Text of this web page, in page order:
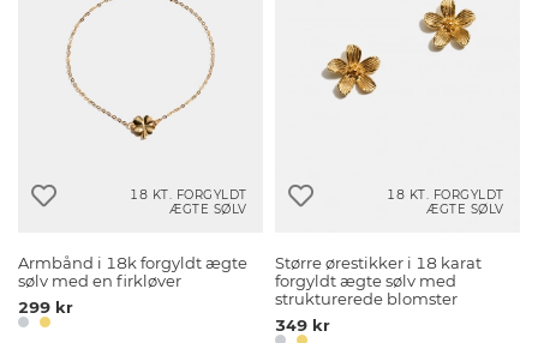
18 KT. FORGYLDT
ÆGTE SØLV
Armbånd i 18k forgyldt ægte
sølv med en firkløver
299 kr
18 KT. FORGYLDT
ÆGTE SØLV
Større ørestikker i 18 karat
forgyldt ægte sølv med
strukturerede blomster
349 kr